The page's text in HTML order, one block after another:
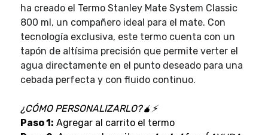
ha creado el Termo Stanley Mate System Classic
800 ml, un compañero ideal para el mate. Con
tecnología exclusiva, este termo cuenta con un
tapón de altísima precisión que permite verter el
agua directamente en el punto deseado para una
cebada perfecta y con fluido continuo.
¿CÓMO PERSONALIZARLO?🧉⚡
Paso 1: Agregar al carrito el termo